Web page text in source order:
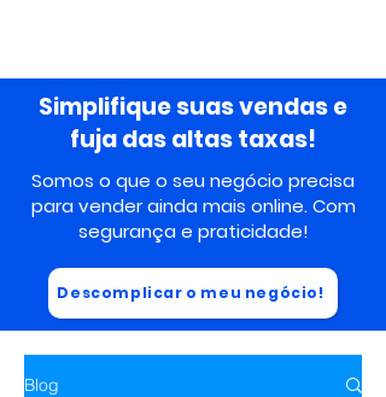
Simplifique suas vendas e
fuja das altas taxas!
Somos o que o seu negócio precisa
para vender ainda mais online. Com
segurançae praticidade!
Descomplicar o meu negócio!
Blog